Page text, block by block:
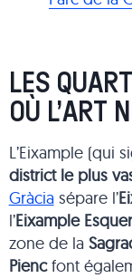
LES
OÙ L’ART
L’Eixample (qui
district le plus
Gràciasépare l’
l’Eixample
zone de la
Piencfont